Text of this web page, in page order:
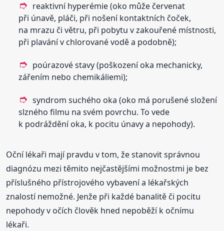
reaktivní hyperémie (oko může červenat
při únavě, pláči, při nošení kontaktních čoček,
na mrazu či větru, při pobytu v zakouřené místnosti,
při plavání v chlorované vodě a podobně);
poúrazové stavy (poškození oka mechanicky,
zářením nebo chemikáliemi);
syndrom suchého oka (oko má porušené složení
slzného filmu na svém povrchu. To vede
k podráždění oka, k pocitu únavy a nepohody).
Oční lékaři mají pravdu v tom, že stanovit správnou
diagnózu mezi těmito nejčastějšími možnostmi je bez
příslušného přístrojového vybavení a lékařských
znalostí nemožné. Jenže při každé banalitě či pocitu
nepohody v očích člověk hned nepoběží k očnímu
lékaři.